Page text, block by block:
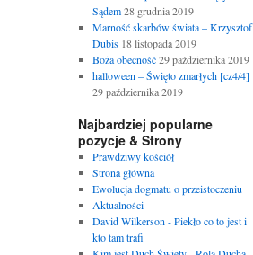
Sądem 28 grudnia 2019
Marność skarbów świata – Krzysztof
Dubis 18 listopada 2019
Boża obecność 29 października 2019
halloween – Święto zmarłych [cz4/4]
29 października 2019
Najbardziej popularne
pozycje & Strony
Prawdziwy kościół
Strona główna
Ewolucja dogmatu o przeistoczeniu
Aktualności
David Wilkerson - Piekło co to jest i
kto tam trafi